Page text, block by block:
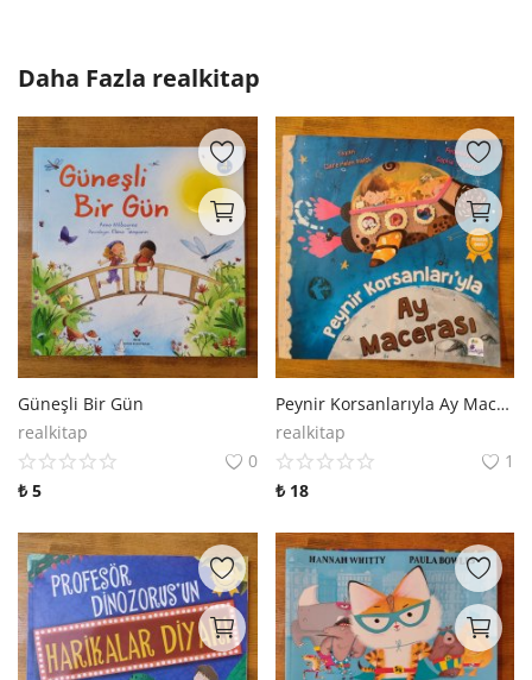
Daha Fazla realkitap
Güneşli Bir Gün
realkitap
0
₺ 5
Peynir Korsanlarıyla Ay Macerası
realkitap
1
₺18